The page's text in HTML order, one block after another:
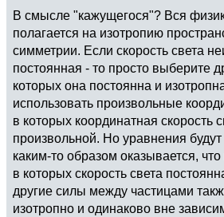
В смысле "кажущегося"? Вся
полагается на изотропию
симметрии. Если скорость света
постоянная - то просто выберите
которых она постоянна и
использовать произвольные
в которых координатная скорость
произвольной. Но уравнения
каким-то образом оказывается,
в которых скорость света
другие силы между частицами
изотропно и одинаково вне